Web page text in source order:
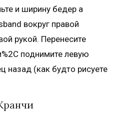
и ширину бедер а
вокруг правой
рукой. Перенесите
поднимите левую
назад (как будто рисуете